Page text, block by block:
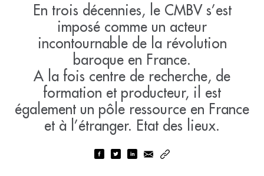
En trois décennies, le CMBV s’est
imposé comme un acteur
incontournable de la révolution
baroque en France.
A la fois centre de recherche, de
formation et producteur, il est
également un pôle ressource en France
et à l’étranger. Etat des lieux.